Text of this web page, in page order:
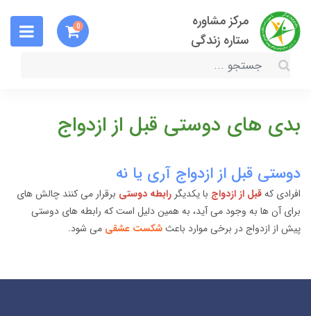
مرکز مشاوره
ستاره زندگی
0
بدی های دوستی قبل از ازدواج
دوستی قبل از ازدواج آری یا نه
افرادی کهقبل از ازدواج با یکدیگر رابطه دوستی برقرار می کنند چالش های
برای آن ها به وجود می آید، به همین دلیل است که رابطه های دوستی
پیش از ازدواج در برخی موارد باعثشکست عشقی می شود.